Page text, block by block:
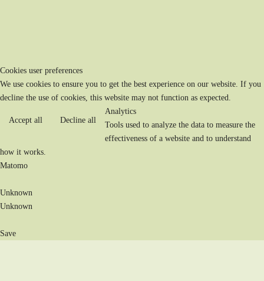
Cookies user preferences
We use cookies to ensure you to get the best experience on our website. If you
decline the use of cookies, this website may not function as expected.
Accept all Decline all
Analytics
Tools used to analyze the data to measure the
effectiveness of a website and to understand
how it works.
Matomo
Unknown
Unknown
Save